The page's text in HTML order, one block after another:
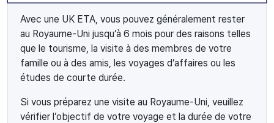
Avec une UK ETA, vous pouvez généralement rester
au Royaume-Uni jusqu’à 6 mois pour des raisons telles
que le tourisme, la visite à des membres de votre
famille ou à des amis, les voyages d’affaires ou les
études de courte durée.
Si vous préparez une visite au Royaume-Uni, veuillez
vérifier l’objectif de votre voyage et la durée de votre